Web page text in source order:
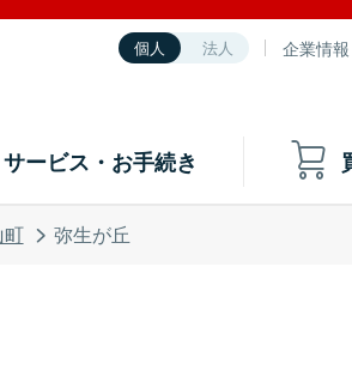
個人 法人 企業情報
サービス・お手続き
弥生が丘